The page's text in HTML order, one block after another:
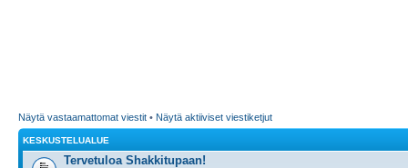
Näytä vastaamattomat viestit • Näytä aktiiviset viestiketjut
KESKUSTELUALUE
Tervetuloa Shakkitupaan!